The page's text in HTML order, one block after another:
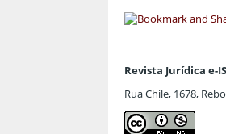
Revista Jurídica e-
Rua Chile, 1678,